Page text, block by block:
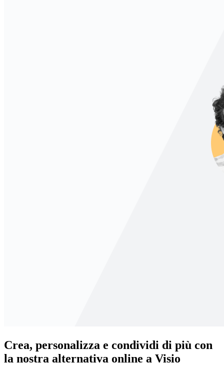
Crea, personalizza e condividi di più con
la nostra alternativa online a Visio